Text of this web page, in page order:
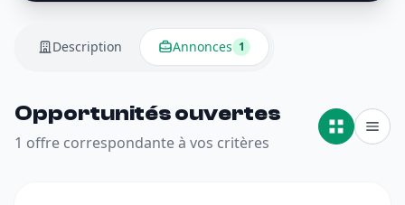
Description Annonces 1
Opportunités ouvertes
1 offre correspondante à vos critères